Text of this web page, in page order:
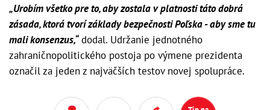
„Urobím všetko pre to, aby zostala v platnosti táto dobrá
zásada, ktorá tvorí základy bezpečnosti Poľska - aby sme tu
mali konsenzus,“dodal. Udržanie jednotného
zahraničnopolitického postoja po výmene prezidenta
označil za jeden z najväčších testov novej spolupráce.